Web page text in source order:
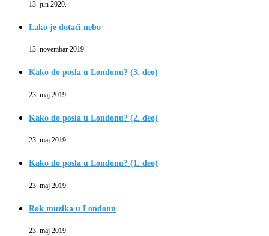
13. jun 2020.
Lako je dotaći nebo
13. novembar 2019.
Kako do posla u Londonu? (3. deo)
23. maj 2019.
Kako do posla u Londonu? (2. deo)
23. maj 2019.
Kako do posla u Londonu? (1. deo)
23. maj 2019.
Rok muzika u Londonu
23. maj 2019.